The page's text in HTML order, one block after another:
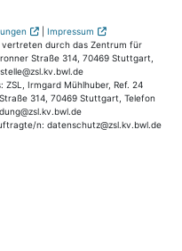
| Impressum
durch das Zentrum für
Straße 314, 70469 Stuttgart,
Irmgard Mühlhuber, Ref. 24
314, 70469 Stuttgart, Telefon
n: datenschutz@zsl.kv.bwl.de